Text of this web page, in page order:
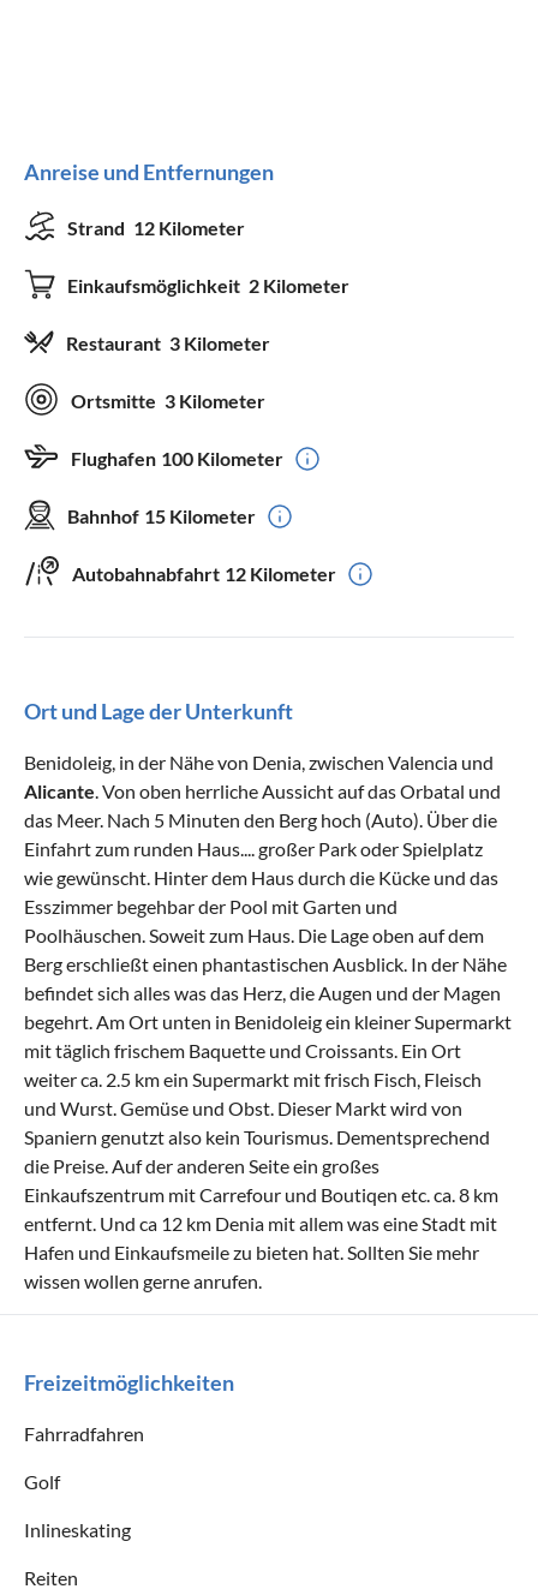
Anreise und Entfernungen
Strand 12 Kilometer
Einkaufsmöglichkeit 2 Kilometer
Restaurant 3 Kilometer
Ortsmitte 3 Kilometer
Flughafen 100 Kilometer
Bahnhof 15 Kilometer
Autobahnabfahrt 12 Kilometer
Ort und Lage der Unterkunft
Benidoleig, in der Nähe von Denia, zwischen Valencia und
Alicante . Von oben herrliche Aussicht auf das Orbatal und
das Meer. Nach 5 Minuten den Berg hoch (Auto). Über die
Einfahrt zum runden Haus.... großer Park oder Spielplatz
wie gewünscht. Hinter dem Haus durch die Kücke und das
Esszimmer begehbar der Pool mit Garten und
Poolhäuschen. Soweit zum Haus. Die Lage oben auf dem
Berg erschließt einen phantastischen Ausblick. In der Nähe
befindet sich alles was das Herz, die Augen und der Magen
begehrt. Am Ort unten in Benidoleig ein kleiner Supermarkt
mit täglich frischem Baquette und Croissants. Ein Ort
weiter ca. 2.5 km ein Supermarkt mit frisch Fisch, Fleisch
und Wurst. Gemüse und Obst. Dieser Markt wird von
Spaniern genutzt also kein Tourismus. Dementsprechend
die Preise. Auf der anderen Seite ein großes
Einkaufszentrum mit Carrefour und Boutiqen etc. ca. 8 km
entfernt. Und ca 12 km Denia mit allem was eine Stadt mit
Hafen und Einkaufsmeile zu bieten hat. Sollten Sie mehr
wissen wollen gerne anrufen.
Freizeitmöglichkeiten
Fahrradfahren
Golf
Inlineskating
Reiten